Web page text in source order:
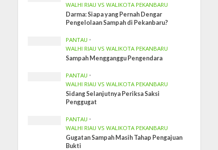
WALHI RIAU VS WALIKOTA PEKANBARU
Darma: Siapa yang Pernah Dengar
Pengelolaan Sampah di Pekanbaru?
PANTAU •
WALHI RIAU VS WALIKOTA PEKANBARU
Sampah Mengganggu Pengendara
PANTAU •
WALHI RIAU VS WALIKOTA PEKANBARU
Sidang Selanjutnya Periksa Saksi
Penggugat
PANTAU •
WALHI RIAU VS WALIKOTA PEKANBARU
Gugatan Sampah Masih Tahap Pengajuan
Bukti